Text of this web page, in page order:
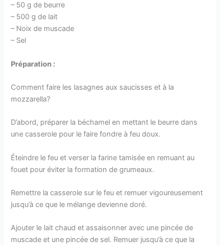
– 50 g de beurre
– 500 g de lait
– Noix de muscade
– Sel
Préparation :
Comment faire les lasagnes aux saucisses et à la
mozzarella?
D’abord, préparer la béchamel en mettant le beurre dans
une casserole pour le faire fondre à feu doux.
Éteindre le feu et verser la farine tamisée en remuant au
fouet pour éviter la formation de grumeaux.
Remettre la casserole sur le feu et remuer vigoureusement
jusqu’à ce que le mélange devienne doré.
Ajouter le lait chaud et assaisonner avec une pincée de
muscade et une pincée de sel. Remuer jusqu’à ce que la